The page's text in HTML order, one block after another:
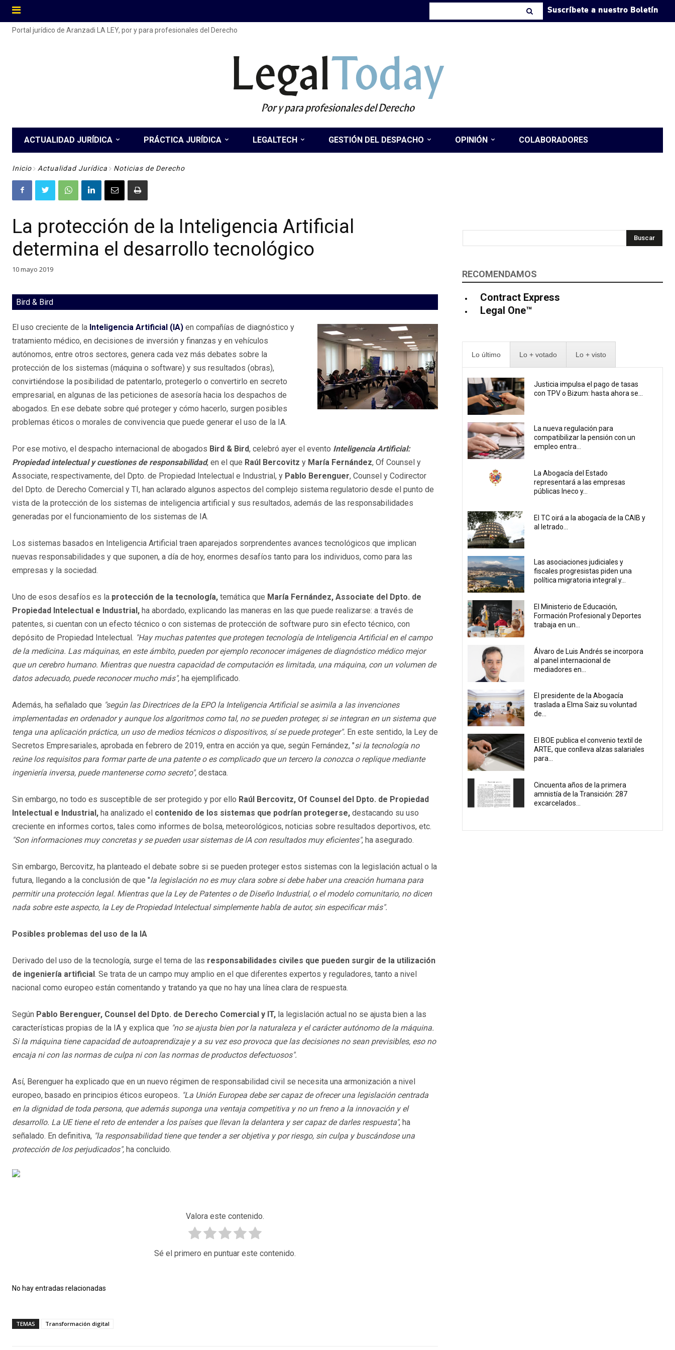
Suscríbete a nuestro Boletín
Portal jurídico de Aranzadi LA LEY, por y para profesionales del Derecho
LegalToday
Por y para profesionales del Derecho
ACTUALIDAD JURÍDICA PRÁCTICA JURÍDICA LEGALTECH GESTIÓN DEL DESPACHO OPINIÓN COLABORADORES
Inicio Actualidad Jurídica Noticias de Derecho
La protección de la Inteligencia Artificial
determina el desarrollo tecnológico
10 mayo 2019
Bird & Bird
El uso creciente de la Inteligencia Artificial (IA) en compañías de diagnóstico y
tratamiento médico, en decisiones de inversión y finanzas y en vehículos
autónomos, entre otros sectores, genera cada vez más debates sobre la
protección de los sistemas (máquina o software) y sus resultados (obras),
convirtiéndose la posibilidad de patentarlo, protegerlo o convertirlo en secreto
empresarial, en algunas de las peticiones de asesoría hacia los despachos de
abogados. En ese debate sobre qué proteger y cómo hacerlo, surgen posibles
problemas éticos o morales de convivencia que puede generar el uso de la IA.
Por ese motivo, el despacho internacional de abogados Bird & Bird, celebró ayer el evento Inteligencia Artificial:
Propiedad intelectual y cuestiones de responsabilidad, en el que Raúl Bercovitz y María Fernández, Of Counsel y
Associate, respectivamente, del Dpto. de Propiedad Intelectual e Industrial, y Pablo Berenguer, Counsel y Codirector
del Dpto. de Derecho Comercial y TI, han aclarado algunos aspectos del complejo sistema regulatorio desde el punto de
vista de la protección de los sistemas de inteligencia artificial y sus resultados, además de las responsabilidades
generadas por el funcionamiento de los sistemas de IA.
Los sistemas basados en Inteligencia Artificial traen aparejados sorprendentes avances tecnológicos que implican
nuevas responsabilidades y que suponen, a día de hoy, enormes desafíos tanto para los individuos, como para las
empresas y la sociedad.
Uno de esos desafíos es la protección de la tecnología, temática que María Fernández, Associate del Dpto. de
Propiedad Intelectual e Industrial, ha abordado, explicando las maneras en las que puede realizarse: a través de
patentes, si cuentan con un efecto técnico o con sistemas de protección de software puro sin efecto técnico, con
depósito de Propiedad Intelectual. "Hay muchas patentes que protegen tecnología de Inteligencia Artificial en el campo
de la medicina. Las máquinas, en este ámbito, pueden por ejemplo reconocer imágenes de diagnóstico médico mejor
que un cerebro humano. Mientras que nuestra capacidad de computación es limitada, una máquina, con un volumen de
datos adecuado, puede reconocer mucho más", ha ejemplificado.
Además, ha señalado que "según las Directrices de la EPO la Inteligencia Artificial se asimila a las invenciones
implementadas en ordenador y aunque los algoritmos como tal, no se pueden proteger, si se integran en un sistema que
tenga una aplicación práctica, un uso de medios técnicos o dispositivos, sí se puede proteger". En este sentido, la Ley de
Secretos Empresariales, aprobada en febrero de 2019, entra en acción ya que, según Fernández, "si la tecnología no
reúne los requisitos para formar parte de una patente o es complicado que un tercero la conozca o replique mediante
ingeniería inversa, puede mantenerse como secreto", destaca.
Sin embargo, no todo es susceptible de ser protegido y por ello Raúl Bercovitz, Of Counsel del Dpto. de Propiedad
Intelectual e Industrial, ha analizado el contenido de los sistemas que podrían protegerse, destacando su uso
creciente en informes cortos, tales como informes de bolsa, meteorológicos, noticias sobre resultados deportivos, etc.
"Son informaciones muy concretas y se pueden usar sistemas de IA con resultados muy eficientes", ha asegurado.
Sin embargo, Bercovitz, ha planteado el debate sobre si se pueden proteger estos sistemas con la legislación actual o la
futura, llegando a la conclusión de que "la legislación no es muy clara sobre si debe haber una creación humana para
permitir una protección legal. Mientras que la Ley de Patentes o de Diseño Industrial, o el modelo comunitario, no dicen
nada sobre este aspecto, la Ley de Propiedad Intelectual simplemente habla de autor, sin especificar más".
Posibles problemas del uso de la IA
Derivado del uso de la tecnología, surge el tema de las responsabilidades civiles que pueden surgir de la utilización
de ingeniería artificial . Se trata de un campo muy amplio en el que diferentes expertos y reguladores, tanto a nivel
nacional como europeo están comentando y tratando ya que no hay una línea clara de respuesta.
Según Pablo Berenguer, Counsel del Dpto. de Derecho Comercial y IT, la legislación actual no se ajusta bien a las
características propias de la IA y explica que "no se ajusta bien por la naturaleza y el carácter autónomo de la máquina.
Si la máquina tiene capacidad de autoaprendizaje y a su vez eso provoca que las decisiones no sean previsibles, eso no
encaja ni con las normas de culpa ni con las normas de productos defectuosos".
Así, Berenguer ha explicado que en un nuevo régimen de responsabilidad civil se necesita una armonización a nivel
europeo, basado en principios éticos europeos. "La Unión Europea debe ser capaz de ofrecer una legislación centrada
en la dignidad de toda persona, que además suponga una ventaja competitiva y no un freno a la innovación y el
desarrollo. La UE tiene el reto de entender a los países que llevan la delantera y ser capaz de darles respuesta", ha
señalado. En definitiva, "la responsabilidad tiene que tender a ser objetiva y por riesgo, sin culpa y buscándose una
protección de los perjudicados", ha concluido.
Valora este contenido.
Sé el primero en puntuar este contenido.
No hay entradas relacionadas
TEMAS Transformación digital
Buscar
RECOMENDAMOS
Contract Express
Legal One™
Lo último Lo + votado Lo + visto
Justicia impulsa el pago de tasas
con TPV o Bizum: hasta ahora se...
La nueva regulación para
compatibilizar la pensión con un
empleo entra...
La Abogacía del Estado
representará a las empresas
públicas Ineco y...
El TC oirá a la abogacía de la CAIB y
al letrado...
Las asociaciones judiciales y
fiscales progresistas piden una
política migratoria integral y...
El Ministerio de Educación,
Formación Profesional y Deportes
trabaja en un...
Álvaro de Luis Andrés se incorpora
al panel internacional de
mediadores en...
El presidente de la Abogacía
traslada a Elma Saiz su voluntad
de...
El BOE publica el convenio textil de
ARTE, que conlleva alzas salariales
para...
Cincuenta años de la primera
amnistía de la Transición: 287
excarcelados...